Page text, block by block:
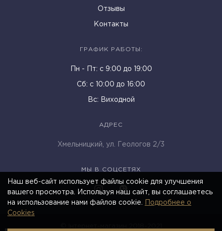
Отзывы
Контакты
ГРАФИК РАБОТЫ:
Пн - Пт: c 9:00 до 19:00
Cб: с 10:00 до 16:00
Вс: Виходной
АДРЕС
Хмельницкий, ул. Геологов 2/3
МЫ В СОЦСЕТЯХ
Наш веб-сайт использует файлы cookie для улучшения
вашего просмотра. Используя наш сайт, вы соглашаетесь
на использование нами файлов cookie.
Подробнее о
Cookies